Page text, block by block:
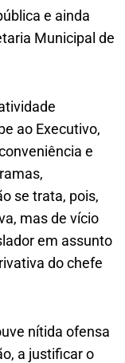
e ainda
Municipal de
ao Executivo,
e
se trata, pois,
mas de vício
em assunto
do chefe
nítida ofensa
a justificar o